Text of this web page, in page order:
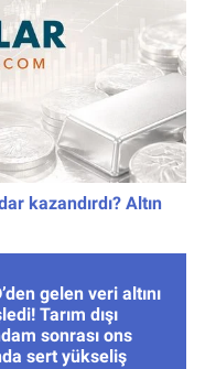
kazandırdı? Altın
gelen veri altını
Tarım dışı
sonrası ons
sert yükseliş